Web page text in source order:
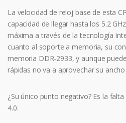
La velocidad de reloj base de esta
capacidad de llegar hasta los 5.2
máxima a través de la tecnología
cuanto al soporte a memoria, su
memoria DDR-2933, y aunque
rápidas no va a aprovechar su
¿Su único punto negativo? Es la
4.0.